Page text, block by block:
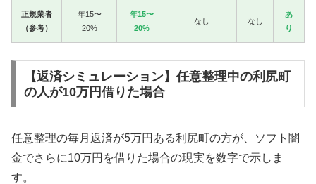
正規業者
（参考）
年15〜
20%
年15〜
20%
なし なし
あ
り
【返済シミュレーション】任意整理中の利尻町
の人が10万円借りた場合
任意整理の毎月返済が5万円ある利尻町の方が、ソフト闇
金でさらに10万円を借りた場合の現実を数字で示しま
す。